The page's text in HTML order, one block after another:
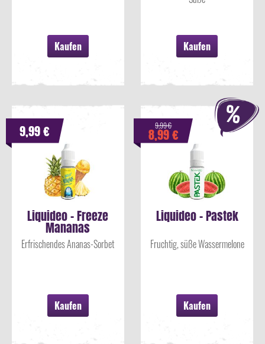
Kaufen Kaufen
Liquideo - Freeze
Mananas
Erfrischendes Ananas-Sorbet
Kaufen
9,99 €
Liquideo - Pastek
Fruchtig, süße Wassermelone
Kaufen
8,99 €
9,99 €